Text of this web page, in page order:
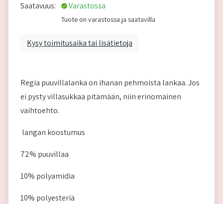
Saatavuus:
Varastossa
Tuote on varastossa ja saatavilla
Kysy toimitusaika tai lisätietoja
Regia puuvillalanka on ihanan pehmoista lankaa. Jos
ei pysty villasukkaa pitämään, niin erinomainen
vaihtoehto.
langan koostumus
72% puuvillaa
10% polyamidia
10% polyesteriä